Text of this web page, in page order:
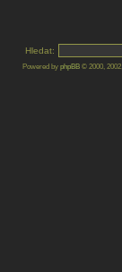
Hledat:
Powered by phpBB © 2000,